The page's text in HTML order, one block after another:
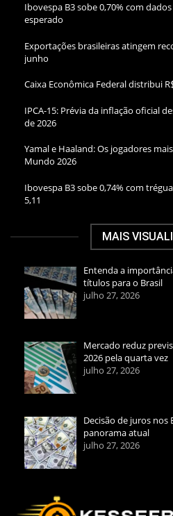
Ibovespa B3 sobe 0,70% com
esperado
Exportações brasileiras atingem
junho
Caixa Econômica Federal distribui
IPCA-15: Prévia da inflação oficial
de 2026
Yamal e Haaland: Os jogadores
Mundo 2026
Ibovespa B3 sobe 0,74% com
5,11
MAIS
Entenda a
títulos para o Brasil
julho 27, 2026
Mercado reduz
2026 pela quarta vez
julho 27, 2026
Decisão de juros nos
panorama atual
julho 27, 2026